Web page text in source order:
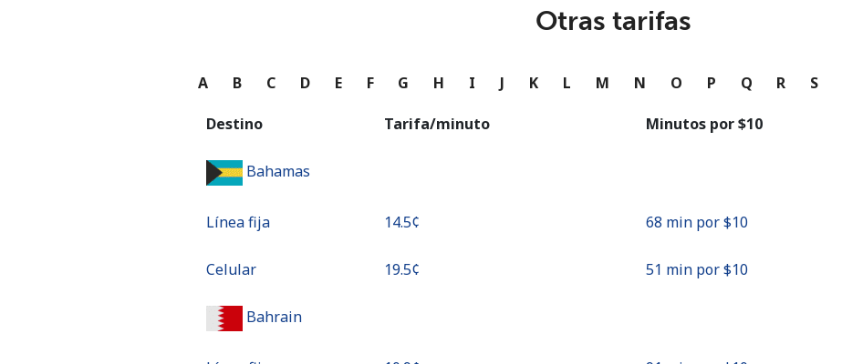
Continuar con
Otras tarifas
A B C D E F G H I J K L M N O P Q R S
Destino Tarifa/minuto Minutos por ⁦$10⁩
Bahamas
Línea fija ⁦14.5¢⁩ 68 min por ⁦$10⁩
Celular ⁦19.5¢⁩ 51 min por ⁦$10⁩
Bahrain